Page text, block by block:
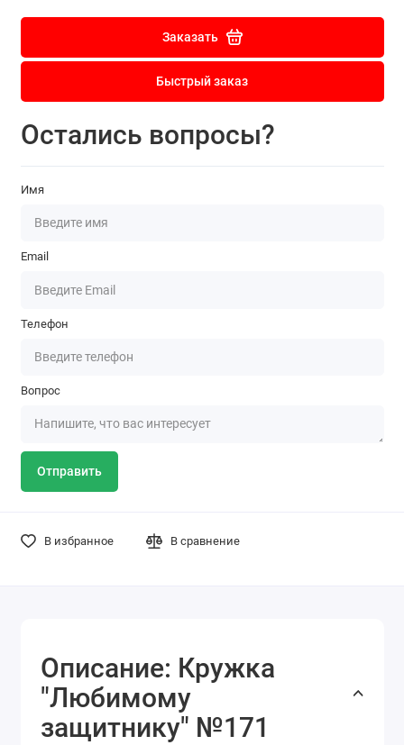
Заказать
Быстрый заказ
Остались вопросы?
Имя
Email
Телефон
Вопрос
Отправить
В избранное В сравнение
Описание: Кружка
"Любимому
защитнику" №171